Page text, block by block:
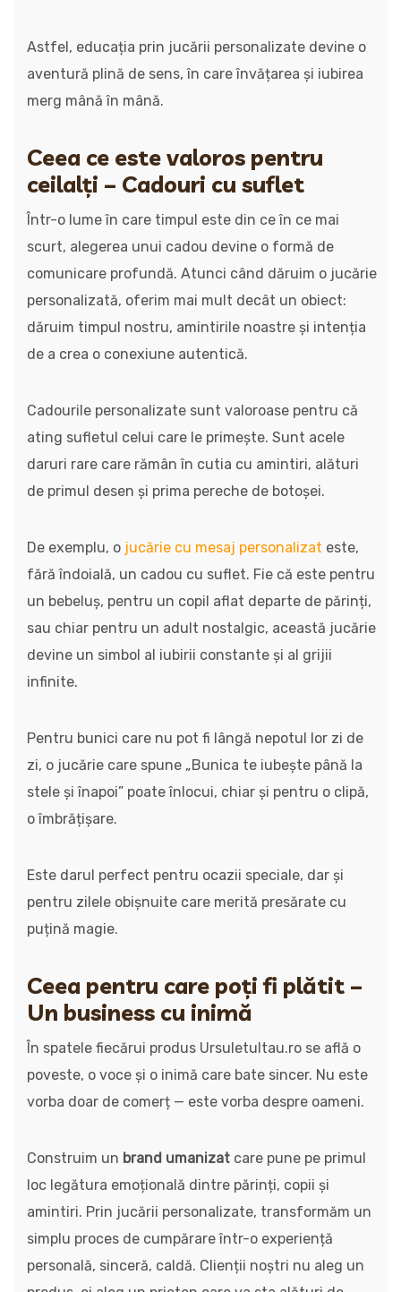
Astfel, educația prin jucării personalizate devine o
aventură plină de sens, în care învățarea și iubirea
merg mână în mână.
Ceea ce este valoros pentru
ceilalți – Cadouri cu suflet
Într-o lume în care timpul este din ce în ce mai
scurt, alegerea unui cadou devine o formă de
comunicare profundă. Atunci când dăruim o jucărie
personalizată, oferim mai mult decât un obiect:
dăruim timpul nostru, amintirile noastre și intenția
de a crea o conexiune autentică.
Cadourile personalizate sunt valoroase pentru că
ating sufletul celui care le primește. Sunt acele
daruri rare care rămân în cutia cu amintiri, alături
de primul desen și prima pereche de botoșei.
De exemplu, o jucărie cu mesaj personalizat este,
fără îndoială, un cadou cu suflet. Fie că este pentru
un bebeluș, pentru un copil aflat departe de părinți,
sau chiar pentru un adult nostalgic, această jucărie
devine un simbol al iubirii constante și al grijii
infinite.
Pentru bunici care nu pot fi lângă nepotul lor zi de
zi, o jucărie care spune „Bunica te iubește până la
stele și înapoi” poate înlocui, chiar și pentru o clipă,
o îmbrățișare.
Este darul perfect pentru ocazii speciale, dar și
pentru zilele obișnuite care merită presărate cu
puțină magie.
Ceea pentru care poți fi plătit –
Un business cu inimă
În spatele fiecărui produs Ursuletultau.ro se află o
poveste, o voce și o inimă care bate sincer. Nu este
vorba doar de comerț — este vorba despre oameni.
Construim un brand umanizat care pune pe primul
loc legătura emoțională dintre părinți, copii și
amintiri. Prin jucării personalizate, transformăm un
simplu proces de cumpărare într-o experiență
personală, sinceră, caldă. Clienții noștri nu aleg un